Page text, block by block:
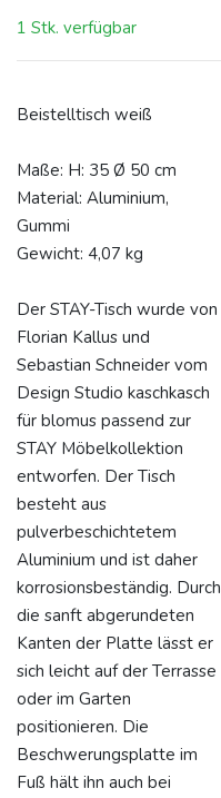
1 Stk. verfügbar
Beistelltisch weiß
Maße: H: 35 Ø 50 cm
Material: Aluminium,
Gummi
Gewicht: 4,07 kg
Der STAY-Tisch wurde von
Florian Kallus und
Sebastian Schneider vom
Design Studio kaschkasch
für blomus passend zur
STAY Möbelkollektion
entworfen. Der Tisch
besteht aus
pulverbeschichtetem
Aluminium und ist daher
korrosionsbeständig. Durch
die sanft abgerundeten
Kanten der Platte lässt er
sich leicht auf der Terrasse
oder im Garten
positionieren. Die
Beschwerungsplatte im
Fuß hält ihn auch bei